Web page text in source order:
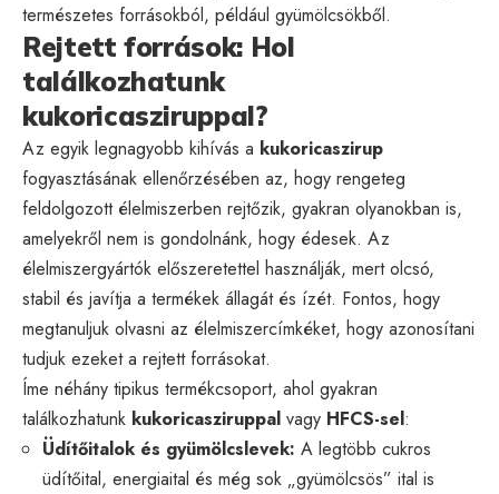
természetes forrásokból, például gyümölcsökből.
Rejtett források: Hol
találkozhatunk
kukoricasziruppal?
Az egyik legnagyobb kihívás a kukoricaszirup
fogyasztásának ellenőrzésében az, hogy rengeteg
feldolgozott élelmiszerben rejtőzik, gyakran olyanokban is,
amelyekről nem is gondolnánk, hogy édesek. Az
élelmiszergyártók előszeretettel használják, mert olcsó,
stabil és javítja a termékek állagát és ízét. Fontos, hogy
megtanuljuk olvasni az élelmiszercímkéket, hogy azonosítani
tudjuk ezeket a rejtett forrásokat.
Íme néhány tipikus termékcsoport, ahol gyakran
találkozhatunk kukoricasziruppal vagy HFCS-sel:
Üdítőitalok és gyümölcslevek: A legtöbb cukros
üdítőital, energiaital és még sok „gyümölcsös” ital is